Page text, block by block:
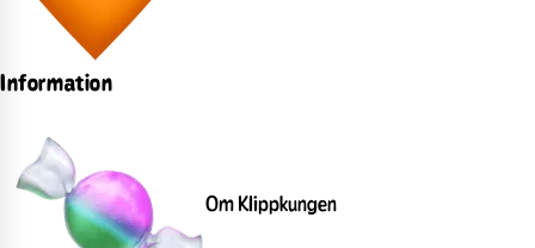
Information
Om Klippkungen